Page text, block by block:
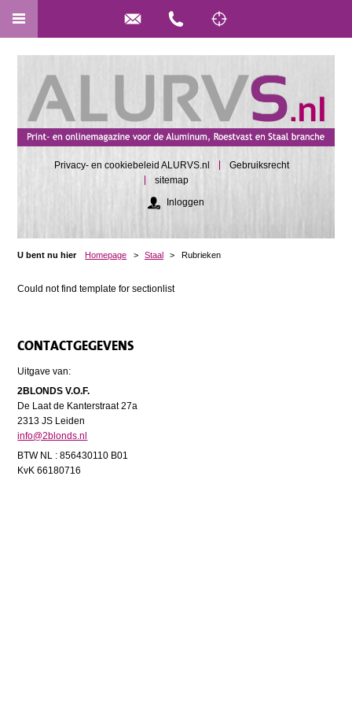
Privacy- en cookiebeleid ALURVS.nl
Gebruiksrecht
sitemap
Inloggen
U bent nu hier Homepage > Staal > Rubrieken
Could not find template for sectionlist
CONTACTGEGEVENS
Uitgave van:
2BLONDS V.O.F.
De Laat de Kanterstraat 27a
2313 JS Leiden
info@2blonds.nl
BTW NL : 856430110 B01
KvK 66180716